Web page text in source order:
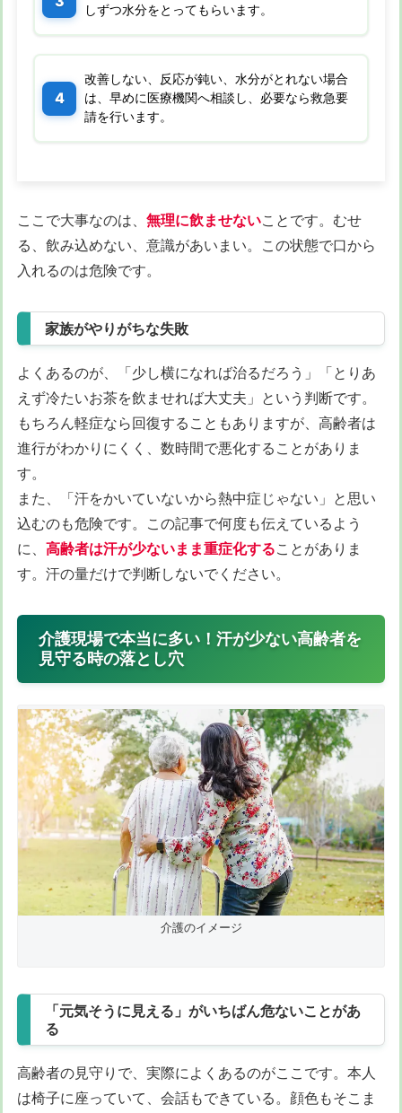
しずつ水分をとってもらいます。
改善しない、反応が鈍い、水分がとれない場合
は、早めに医療機関へ相談し、必要なら救急要
請を行います。
ここで大事なのは、 無理に飲ませないことです。むせ
る、飲み込めない、意識があいまい。この状態で口から
入れるのは危険です。
家族がやりがちな失敗
よくあるのが、「少し横になれば治るだろう」「とりあ
えず冷たいお茶を飲ませれば大丈夫」という判断です。
もちろん軽症なら回復することもありますが、高齢者は
進行がわかりにくく、数時間で悪化することがありま
す。
また、「汗をかいていないから熱中症じゃない」と思い
込むのも危険です。この記事で何度も伝えているよう
に、 高齢者は汗が少ないまま重症化することがありま
す。汗の量だけで判断しないでください。
介護現場で本当に多い！汗が少ない高齢者を
見守る時の落とし穴
介護のイメージ
「元気そうに見える」がいちばん危ないことがあ
る
高齢者の見守りで、実際によくあるのがここです。本人
は椅子に座っていて、会話もできている。顔色もそこま